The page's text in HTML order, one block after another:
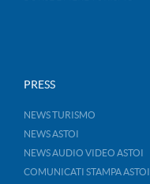
PRESS
NEWS TURISMO
NEWS ASTOI
NEWS AUDIO VIDEO ASTOI
COMUNICATI STAMPA ASTOI